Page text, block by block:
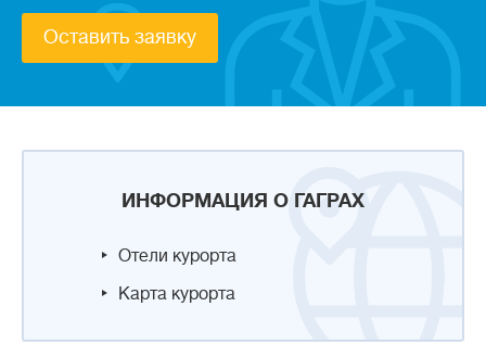
ИНФОРМАЦИЯ О ГАГРАХ
Отели курорта
Карта курорта
Оставить заявку